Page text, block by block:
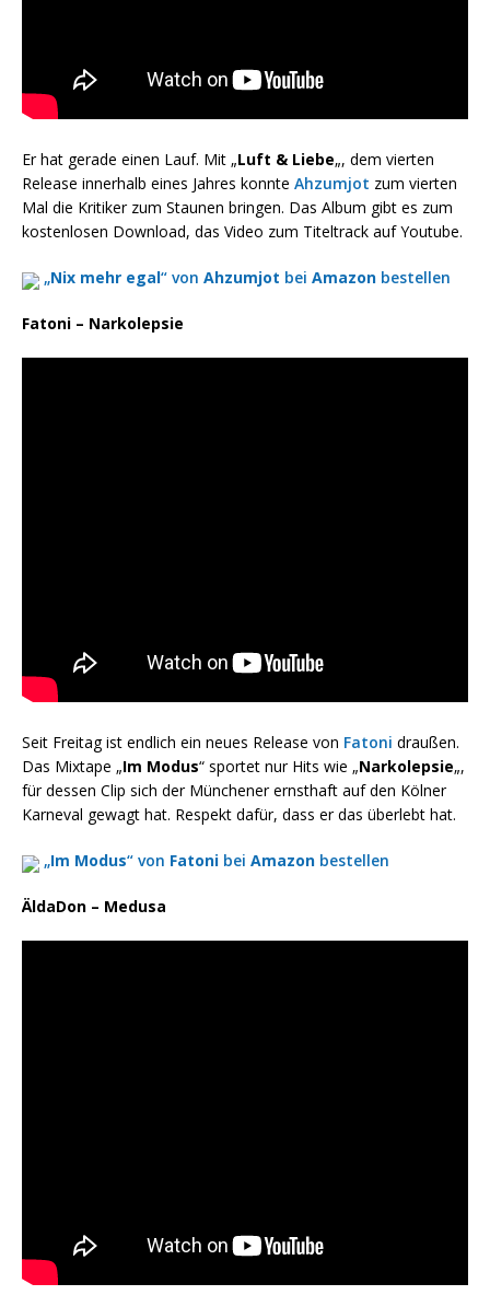
Er hat gerade einen Lauf. Mit „Luft & Liebe„, dem vierten
Release innerhalb eines Jahres konnte Ahzumjot zum vierten
Mal die Kritiker zum Staunen bringen. Das Album gibt es zum
kostenlosen Download, das Video zum Titeltrack auf Youtube.
„Nix mehr egal“ von Ahzumjot bei Amazon bestellen
Fatoni – Narkolepsie
Seit Freitag ist endlich ein neues Release von Fatoni draußen.
Das Mixtape „Im Modus“ sportet nur Hits wie „Narkolepsie„,
für dessen Clip sich der Münchener ernsthaft auf den Kölner
Karneval gewagt hat. Respekt dafür, dass er das überlebt hat.
„Im Modus“ von Fatoni bei Amazon bestellen
ÄldaDon – Medusa